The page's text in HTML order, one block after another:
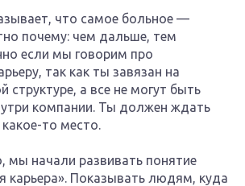
что самое больное —
почему: чем дальше, тем
если мы говорим про
так как ты завязан на
структуре, а все не могут быть
компании. Ты должен ждать
то место.
мы начали развивать понятие
карьера». Показывать людям, куда